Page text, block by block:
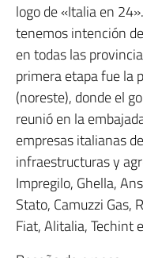
logo de «Italia en
tenemos intención
en todas las
primera etapa fue la
(noreste), donde el
reunió en la
empresas italianas
infraestructuras y
Impregilo, Ghella,
Stato, Camuzzi Gas,
Fiat, Alitalia, Techint